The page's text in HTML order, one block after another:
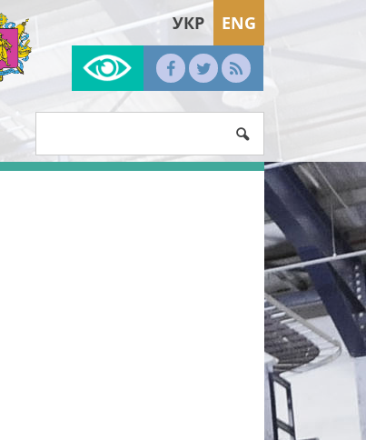
УКР ENG